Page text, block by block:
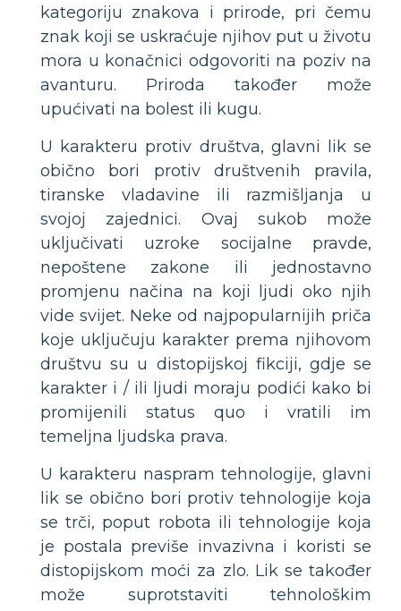
kategoriju znakova i prirode, pri čemu
znak koji se uskraćuje njihov put u životu
mora u konačnici odgovoriti na poziv na
avanturu. Priroda također može
upućivati ​​na bolest ili kugu.
U karakteru protiv društva, glavni lik se
obično bori protiv društvenih pravila,
tiranske vladavine ili razmišljanja u
svojoj zajednici. Ovaj sukob može
uključivati ​​uzroke socijalne pravde,
nepoštene zakone ili jednostavno
promjenu načina na koji ljudi oko njih
vide svijet. Neke od najpopularnijih priča
koje uključuju karakter prema njihovom
društvu su u distopijskoj fikciji, gdje se
karakter i / ili ljudi moraju podići kako bi
promijenili status quo i vratili im
temeljna ljudska prava.
U karakteru naspram tehnologije, glavni
lik se obično bori protiv tehnologije koja
se trči, poput robota ili tehnologije koja
je postala previše invazivna i koristi se
distopijskom moći za zlo. Lik se također
može suprotstaviti tehnološkim